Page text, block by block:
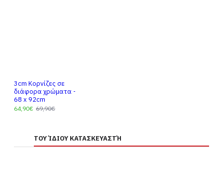
3cm Κορνίζες σε
διάφορα χρώματα -
68 x 92cm
64,90€ 69,90€
ΤΟΥ ΊΔΙΟΥ ΚΑΤΑΣΚΕΥΑΣΤΉ